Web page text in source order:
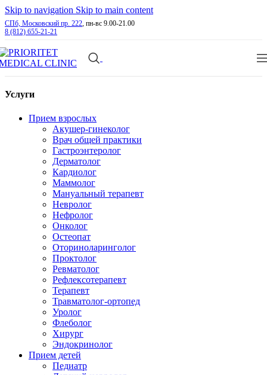
Skip to navigation Skip to main content
СПб, Московский пр. 222, пн-вс 9.00-21.00
8 (812) 655-21-21
Услуги
Прием взрослых
Акушер-гинеколог
Врач общей практики
Гастроэнтеролог
Дерматолог
Кардиолог
Маммолог
Мануальный терапевт
Невролог
Нефролог
Онколог
Остеопат
Оториноларинголог
Проктолог
Ревматолог
Рефлексотерапевт
Терапевт
Травматолог-ортопед
Уролог
Флеболог
Хирург
Эндокринолог
Прием детей
Педиатр